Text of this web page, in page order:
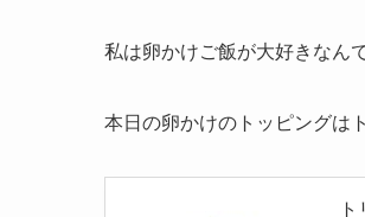
私は卵かけご飯が大好きなん
本日の卵かけのトッピングは